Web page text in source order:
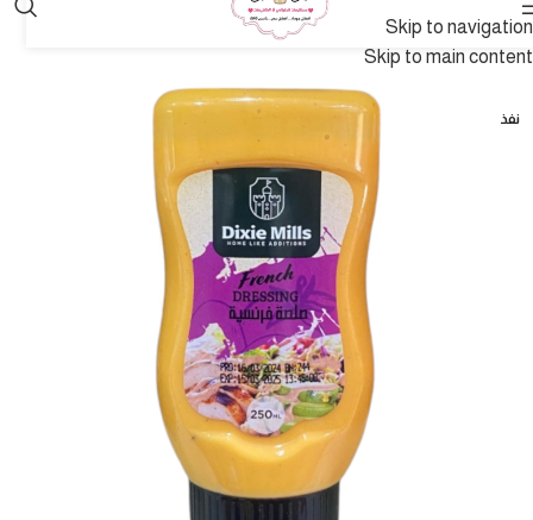
Skip to navigation
Skip to main content
نفذ